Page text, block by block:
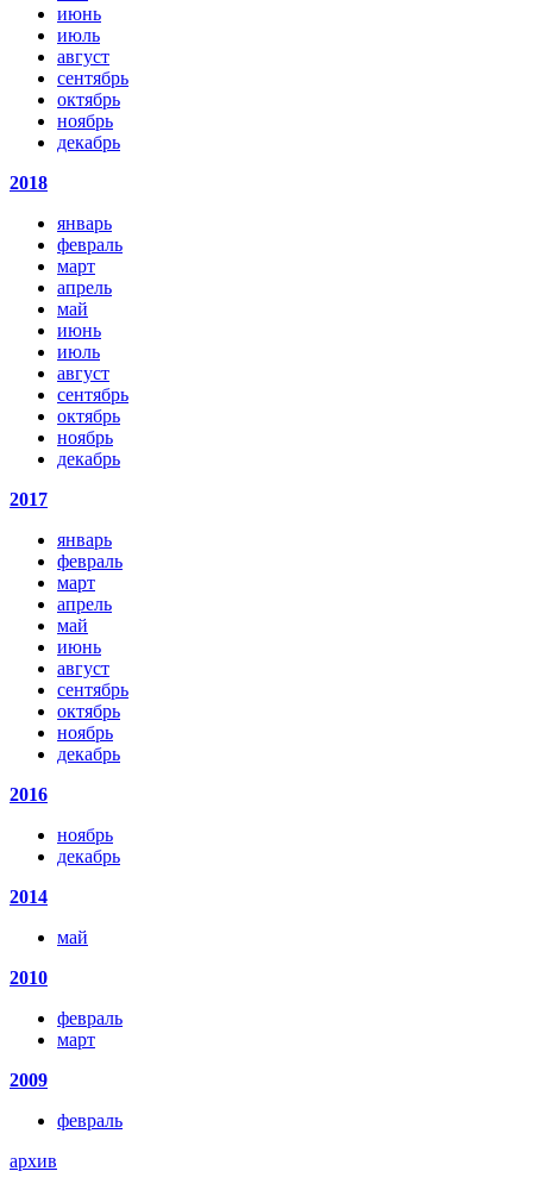
июнь
июль
август
сентябрь
октябрь
ноябрь
декабрь
2018
январь
февраль
март
апрель
май
июнь
июль
август
сентябрь
октябрь
ноябрь
декабрь
2017
январь
февраль
март
апрель
май
июнь
август
сентябрь
октябрь
ноябрь
декабрь
2016
ноябрь
декабрь
2014
май
2010
февраль
март
2009
февраль
архив